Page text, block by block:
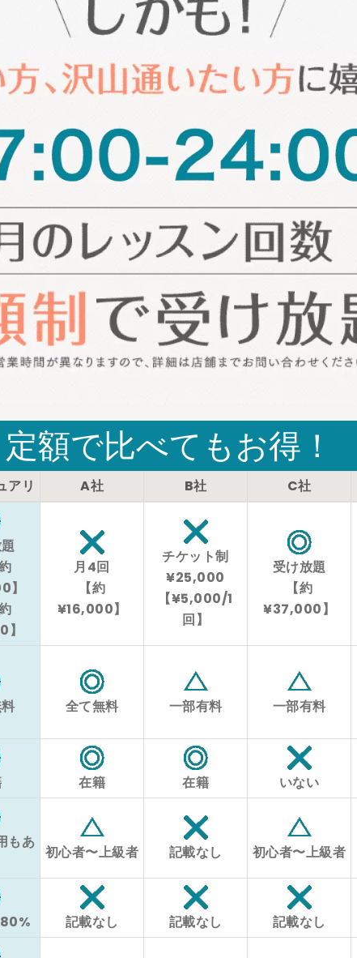
定額で比べてもお得！
アリ A社 B社 C社
月4回
【約
¥16,000】
チケット制
¥25,000
【¥5,000/1
回】
受け放題
【約
¥37,000】
全て無料 一部有料 一部有料
在籍 在籍 いない
もあ
初心者〜上級者 記載なし 初心者〜上級者
記載なし 記載なし 記載なし